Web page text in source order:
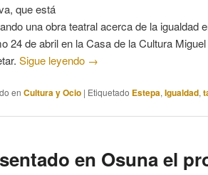
que está
una obra teatral acerca de la igualdad
24 de abril en la Casa de la Cultura
Sigue leyendo →
en Cultura y Ocio | Etiquetado Estepa, Igualdad,
en Osuna el